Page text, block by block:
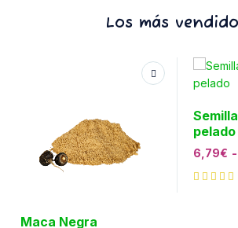
Los más
Maca Negra
pelado
6,79€ -